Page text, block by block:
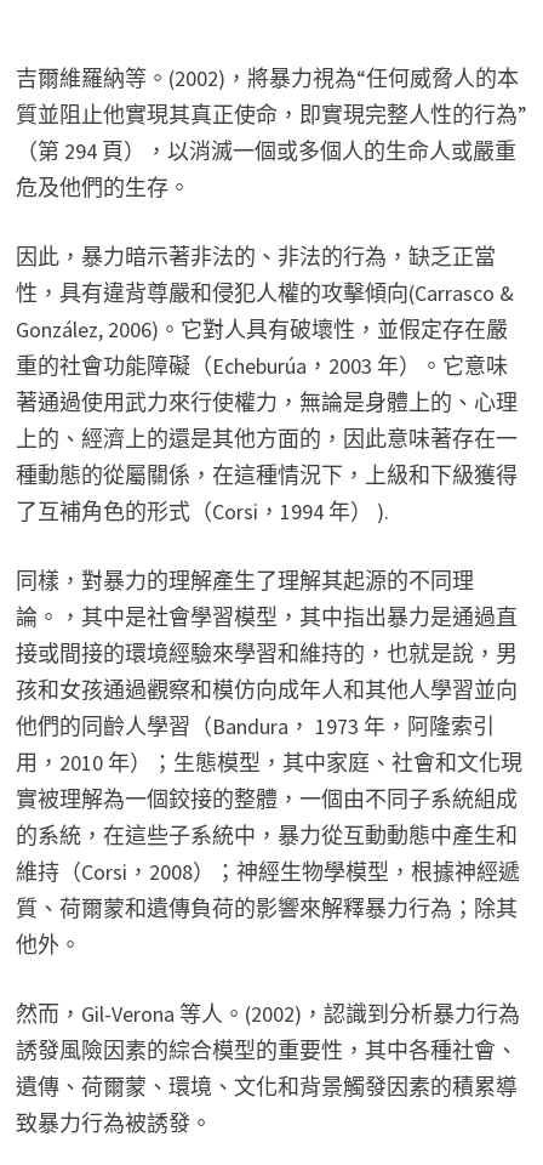
吉爾維羅納等。(2002)，將暴力視為“任何威脅人的本
質並阻止他實現其真正使命，即實現完整人性的行為”
（第 294 頁），以消滅一個或多個人的生命人或嚴重
危及他們的生存。
因此，暴力暗示著非法的、非法的行為，缺乏正當
性，具有違背尊嚴和侵犯人權的攻擊傾向(Carrasco &
González, 2006)。它對人具有破壞性，並假定存在嚴
重的社會功能障礙（Echeburúa，2003 年）。它意味
著通過使用武力來行使權力，無論是身體上的、心理
上的、經濟上的還是其他方面的，因此意味著存在一
種動態的從屬關係，在這種情況下，上級和下級獲得
了互補角色的形式（Corsi，1994 年） ).
同樣，對暴力的理解產生了理解其起源的不同理
論。，其中是社會學習模型，其中指出暴力是通過直
接或間接的環境經驗來學習和維持的，也就是說，男
孩和女孩通過觀察和模仿向成年人和其他人學習並向
他們的同齡人學習（Bandura， 1973 年，阿隆索引
用，2010 年）；生態模型，其中家庭、社會和文化現
實被理解為一個鉸接的整體，一個由不同子系統組成
的系統，在這些子系統中，暴力從互動動態中產生和
維持（Corsi，2008）；神經生物學模型，根據神經遞
質、荷爾蒙和遺傳負荷的影響來解釋暴力行為；除其
他外。
然而，Gil-Verona 等人。(2002)，認識到分析暴力行為
誘發風險因素的綜合模型的重要性，其中各種社會、
遺傳、荷爾蒙、環境、文化和背景觸發因素的積累導
致暴力行為被誘發。